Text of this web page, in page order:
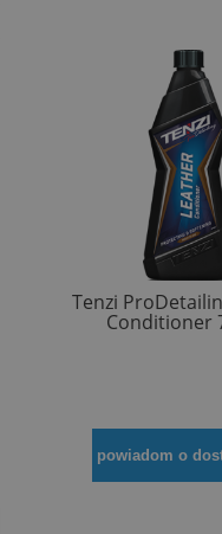
Tenzi
Conditioner
powiadom o